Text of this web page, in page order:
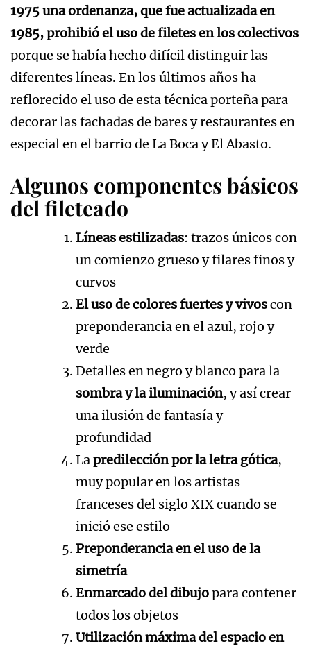
1975 una ordenanza, que fue actualizada en
1985, prohibió el uso de filetes en los colectivos
porque se había hecho difícil distinguir las
diferentes líneas. En los últimos años ha
reflorecido el uso de esta técnica porteña para
decorar las fachadas de bares y restaurantes en
especial en el barrio de La Boca y El Abasto.
Algunos componentes básicos
del fileteado
Líneas estilizadas: trazos únicos con
un comienzo grueso y filares finos y
curvos
El uso de colores fuertes y vivoscon
preponderancia en el azul, rojo y
verde
Detalles en negro y blanco para la
sombra y la iluminación, y así crear
una ilusión de fantasía y
profundidad
Lapredilección por la letra gótica,
muy popular en los artistas
franceses del siglo XIX cuando se
inició ese estilo
Preponderancia en el uso de la
simetría
Enmarcado del dibujopara contener
todos los objetos
Utilización máxima del espacio en